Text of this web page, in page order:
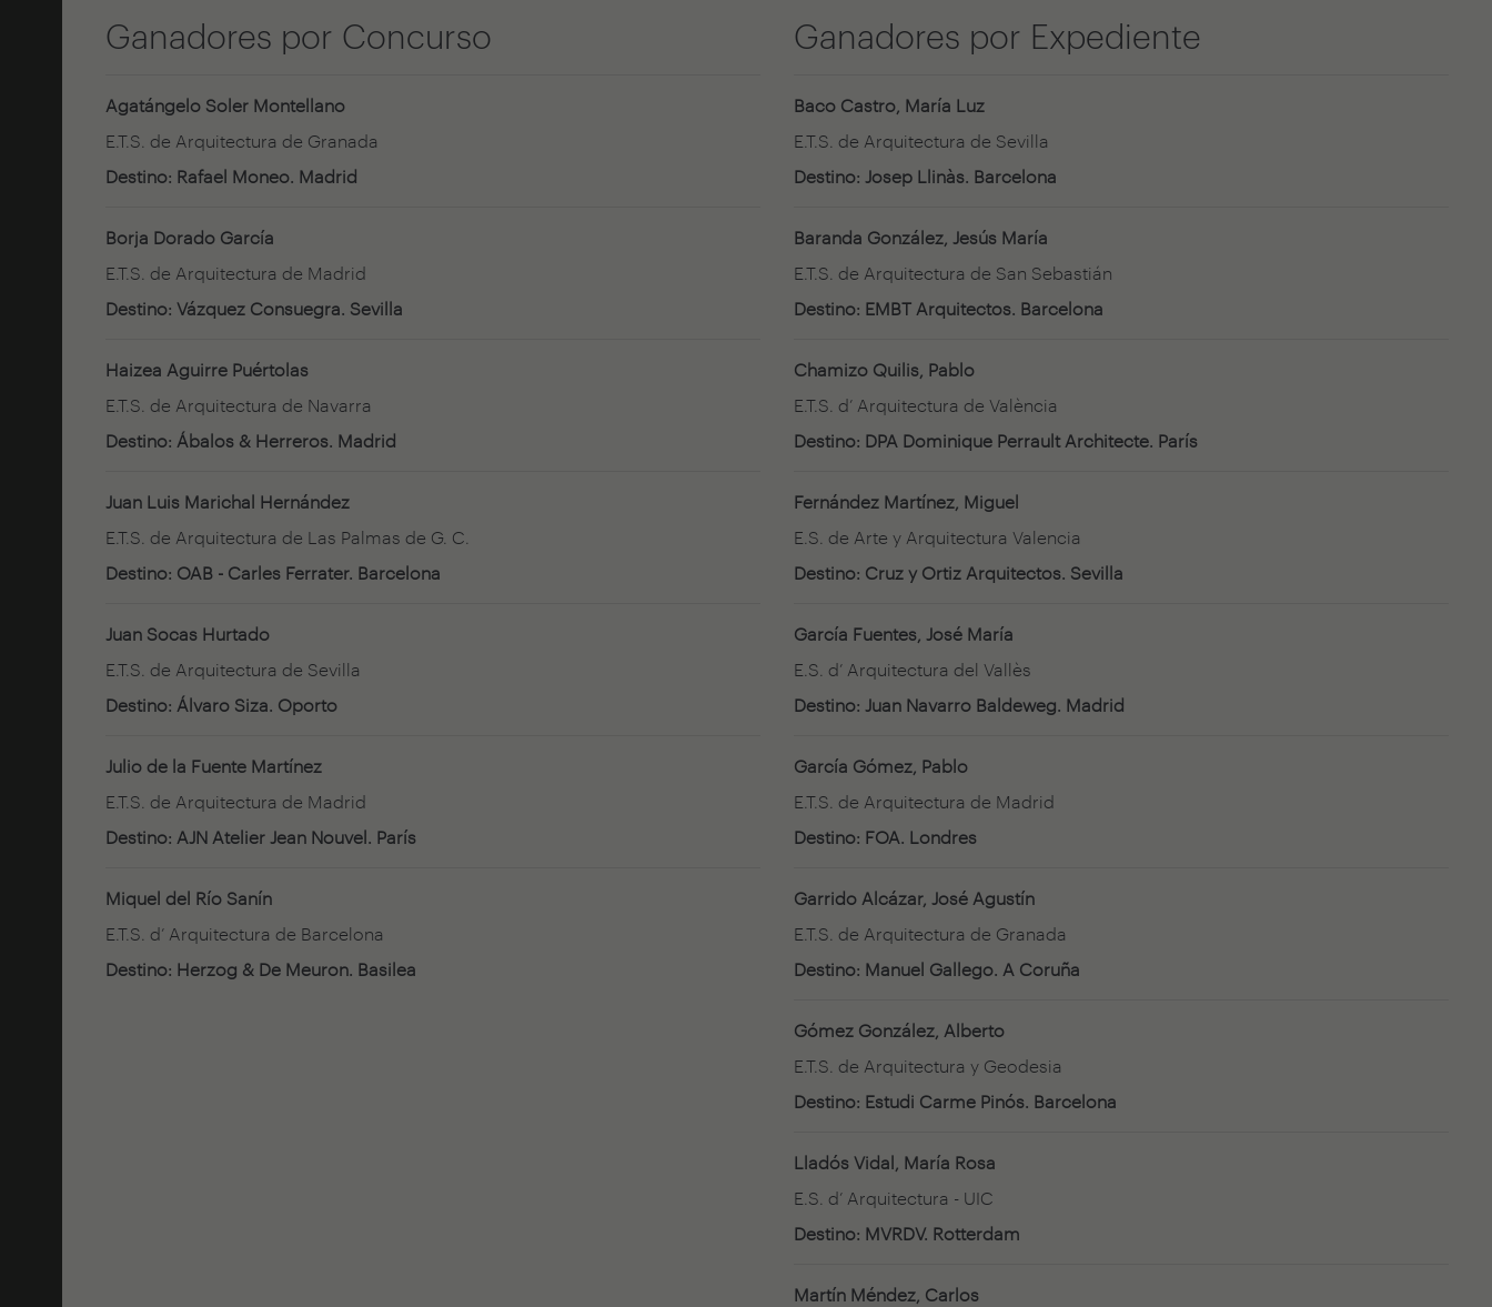
Ganadores por Concurso
Agatángelo Soler Montellano
E.T.S. de Arquitectura de Granada
Destino: Rafael Moneo. Madrid
Borja Dorado García
E.T.S. de Arquitectura de Madrid
Destino: Vázquez Consuegra. Sevilla
Haizea Aguirre Puértolas
E.T.S. de Arquitectura de Navarra
Destino: Ábalos & Herreros. Madrid
Juan Luis Marichal Hernández
E.T.S. de Arquitectura de Las Palmas de G. C.
Destino: OAB - Carles Ferrater. Barcelona
Juan Socas Hurtado
E.T.S. de Arquitectura de Sevilla
Destino: Álvaro Siza. Oporto
Julio de la Fuente Martínez
E.T.S. de Arquitectura de Madrid
Destino: AJN Atelier Jean Nouvel. París
Miquel del Río Sanín
E.T.S. d’ Arquitectura de Barcelona
Destino: Herzog & De Meuron. Basilea
Ganadores por Expediente
Baco Castro, María Luz
E.T.S. de Arquitectura de Sevilla
Destino: Josep Llinàs. Barcelona
Baranda González, Jesús María
E.T.S. de Arquitectura de San Sebastián
Destino: EMBT Arquitectos. Barcelona
Chamizo Quilis, Pablo
E.T.S. d’ Arquitectura de València
Destino: DPA Dominique Perrault Architecte. París
Fernández Martínez, Miguel
E.S. de Arte y Arquitectura Valencia
Destino: Cruz y Ortiz Arquitectos. Sevilla
García Fuentes, José María
E.S. d’ Arquitectura del Vallès
Destino: Juan Navarro Baldeweg. Madrid
García Gómez, Pablo
E.T.S. de Arquitectura de Madrid
Destino: FOA. Londres
Garrido Alcázar, José Agustín
E.T.S. de Arquitectura de Granada
Destino: Manuel Gallego. A Coruña
Gómez González, Alberto
E.T.S. de Arquitectura y Geodesia
Destino: Estudi Carme Pinós. Barcelona
Lladós Vidal, María Rosa
E.S. d’ Arquitectura - UIC
Destino: MVRDV. Rotterdam
Martín Méndez, Carlos